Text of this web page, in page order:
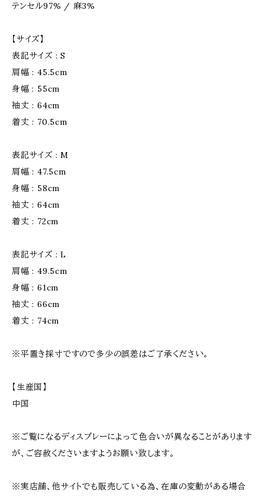
テンセル97% / 麻3%
【サイズ】
表記サイズ : S
肩幅 : 45.5cm
身幅 : 55cm
袖丈 : 64cm
着丈 : 70.5cm
表記サイズ : M
肩幅 : 47.5cm
身幅 : 58cm
袖丈 : 64cm
着丈 : 72cm
表記サイズ : L
肩幅 : 49.5cm
身幅 : 61cm
袖丈 : 66cm
着丈 : 74cm
※平置き採寸ですので多少の誤差はご了承ください。
【生産国】
中国
※ご覧になるディスプレーによって色合いが異なることがあります
が、ご容赦くださいますようお願い致します。
※実店舗、他サイトでも販売している為、在庫の変動がある場合